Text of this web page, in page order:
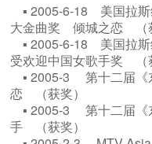
▪ 2005-6-18 美国拉斯
大金曲奖 倾城之恋 （
▪ 2005-6-18 美国拉斯
受欢迎中国女歌手奖
▪ 2005-3 第十二届《
恋 （获奖）
▪ 2005-3 第十二届《
手 （获奖）